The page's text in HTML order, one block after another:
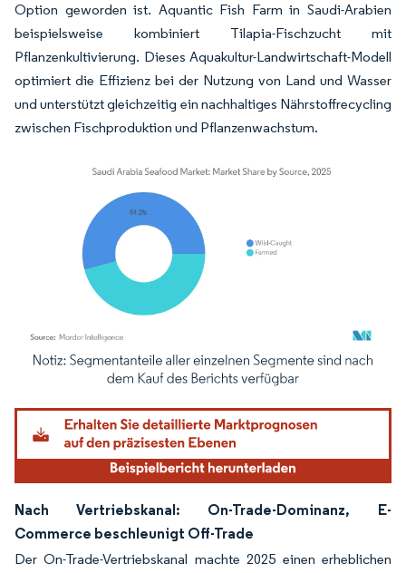
Option geworden ist. Aquantic Fish Farm in Saudi-Arabien
beispielsweise kombiniert Tilapia-Fischzucht mit
Pflanzenkultivierung. Dieses Aquakultur-Landwirtschaft-Modell
optimiert die Effizienz bei der Nutzung von Land und Wasser
und unterstützt gleichzeitig ein nachhaltiges Nährstoffrecycling
zwischen Fischproduktion und Pflanzenwachstum.
Bild © Mordor Intelligence. Wiederverwendung erfordert Namensnennung
Nach Vertriebskanal: On-Trade-Dominanz, E-
Commerce beschleunigt Off-Trade
Der On-Trade-Vertriebskanal machte 2025 einen erheblichen